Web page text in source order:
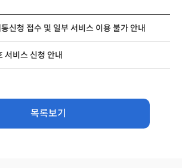
신청 접수 및 일부 서비스 이용 불가 안내
서비스 신청 안내
목록보기